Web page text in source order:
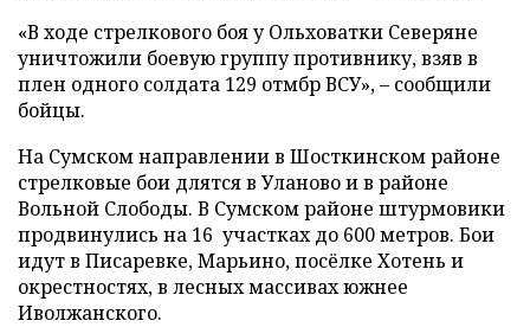
«В ходе стрелкового боя у Ольховатки Северяне
уничтожили боевую группу противнику, взяв в
плен одного солдата 129 отмбр ВСУ», – сообщили
бойцы.
На Сумском направлении в Шосткинском районе
стрелковые бои длятся в Уланово и в районе
Вольной Слободы. В Сумском районе штурмовики
продвинулись на 16 участках до 600 метров. Бои
идут в Писаревке, Марьино, посёлке Хотень и
окрестностях, в лесных массивах южнее
Иволжанского.